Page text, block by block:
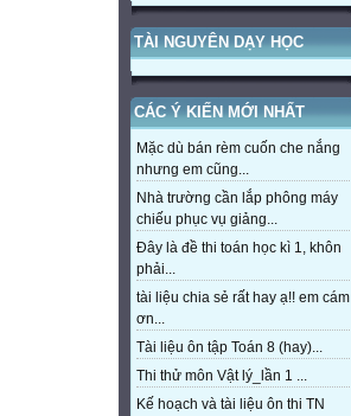
TÀI NGUYÊN DẠY HỌC
CÁC Ý KIẾN MỚI NHẤT
Mặc dù bán rèm cuốn che nắng
nhưng em cũng...
Nhà trường cần lắp phông máy
chiếu phục vụ giảng...
Đây là đề thi toán học kì 1, khôn
phải...
tài liệu chia sẻ rất hay ạ!! em cám
ơn...
Tài liệu ôn tập Toán 8 (hay)...
Thi thử môn Vật lý_lần 1 ...
Kế hoạch và tài liệu ôn thi TN